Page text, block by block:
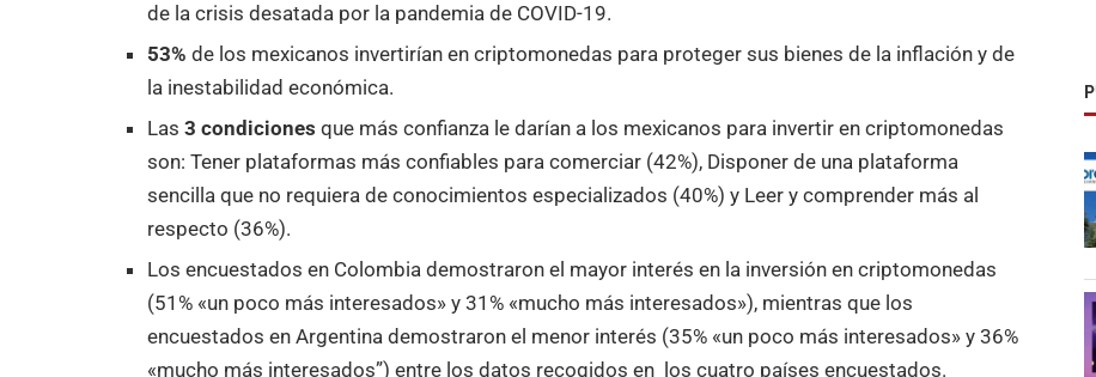
de la crisis desatada por la pandemia de COVID-19.
53% de los mexicanos invertirían en criptomonedas para proteger sus bienes de la inflación y de
la inestabilidad económica.
Las 3 condiciones que más confianza le darían a los mexicanos para invertir en criptomonedas
son: Tener plataformas más confiables para comerciar (42%), Disponer de una plataforma
sencilla que no requiera de conocimientos especializados (40%) y Leer y comprender más al
respecto (36%).
Los encuestados en Colombia demostraron el mayor interés en la inversión en criptomonedas
(51% «un poco más interesados» y 31% «mucho más interesados»), mientras que los
encuestados en Argentina demostraron el menor interés (35% «un poco más interesados» y 36%
«mucho más interesados”) entre los datos recogidos en los cuatro países encuestados.